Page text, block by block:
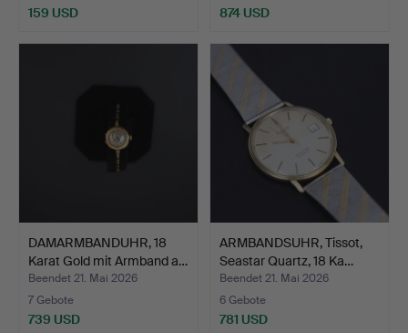
159 USD 874 USD
DAMARMBANDUHR, 18
Karat Gold mit Armband a…
Beendet 21. Mai 2026
7 Gebote
739 USD
ARMBANDSUHR, Tissot,
Seastar Quartz, 18 Ka…
Beendet 21. Mai 2026
6 Gebote
781 USD